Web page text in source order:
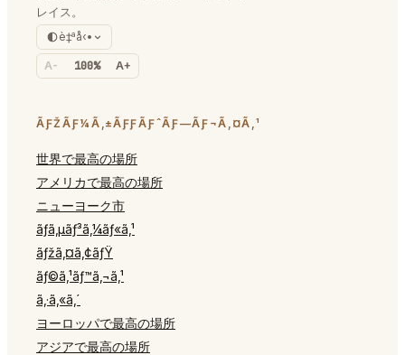
レイス。
è‡ªå‹•
A- 100% A+
ÃƑŽÃƑ¼Ã‚±ÃƑƑÃƑˆÃƑ—ÃƑ¬Ã‚¤Ã‚¹
世界で最高の場所
アメリカで最高の場所
ニューヨーク市
ãƒ­ã‚µãƒ³ã‚¼ãƒ«ã‚¹
ãƒžã‚¤ã‚¢ãƒŸ
ãƒ©ã‚¹ãƒ™ã‚¬ã‚¹
ã‚·ã‚«ã‚´
ヨーロッパで最高の場所
アジアで最高の場所